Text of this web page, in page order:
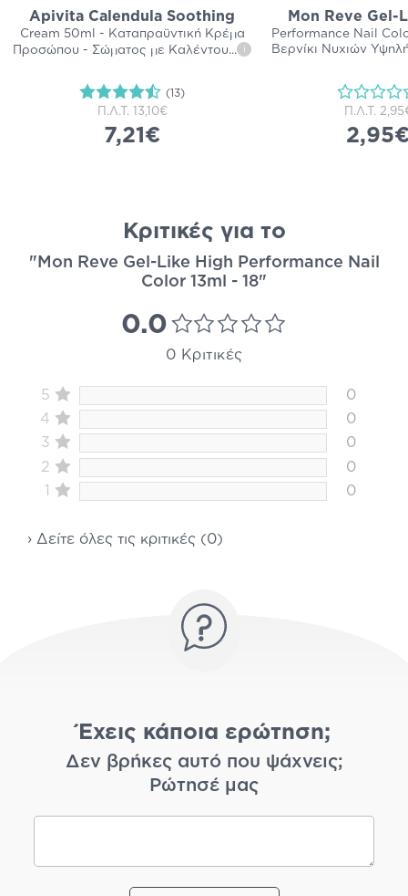
Apivita Calendula Soothing
Cream 50ml - Καταπραϋντική Κρέμα
Προσώπου - Σώματος με Καλέντου... i
(13)
Π.Λ.Τ. 13,10€
7,21€
Mon Reve Gel-
Performance Nail
Βερνίκι Νυχιών
Π.Λ.Τ.
Κριτικές για το
"Mon Reve Gel-Like High Performance Nail
Color 13ml - 18"
0.0
0 Κριτικές
5
0
4
0
3
0
2
0
1
0
› Δείτε όλες τις κριτικές (0)
Έχεις κάποια ερώτηση;
Δεν βρήκες αυτό που ψάχνεις;
Ρώτησέ μας